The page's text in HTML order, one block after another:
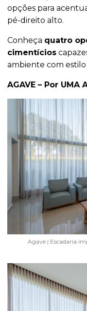
opções para
pé-direito alto.
Conheça quatro
cimentícios
ambiente com
AGAVE – Por UMA
Agave | Escadaria